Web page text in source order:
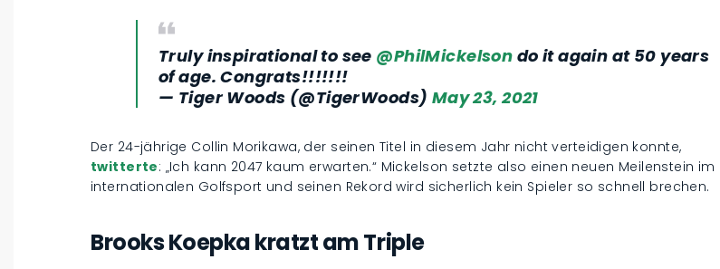
Truly inspirational to see @PhilMickelson do it again at 50 years
of age. Congrats!!!!!!!
— Tiger Woods (@TigerWoods) May 23, 2021
Der 24-jährige Collin Morikawa, der seinen Titel in diesem Jahr nicht verteidigen konnte,
twitterte: „Ich kann 2047 kaum erwarten.“ Mickelson setzte also einen neuen Meilenstein im
internationalen Golfsport und seinen Rekord wird sicherlich kein Spieler so schnell brechen.
Brooks Koepka kratzt am Triple